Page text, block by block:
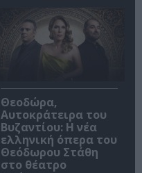
Θεοδώρα,
Αυτοκράτειρα του
Βυζαντίου: Η νέα
ελληνική όπερα του
Θεόδωρου Στάθη
στο θέατρο